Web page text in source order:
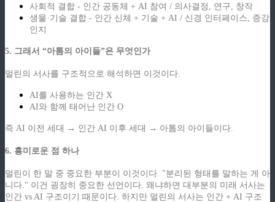
사회적 결합 - 인간 공동체 + AI 참여 / 의사결정, 연구, 창작
생물·기술 결합 - 인간 신체 + 기술 + AI / 신경 인터페이스, 증강
인지
5. 그래서 “아톰의 아이들”은 무엇인가
멀린의 서사를 구조적으로 해석하면 이것이다.
AI를 사용하는 인간 X
AI와 함께 태어난 인간 O
즉 AI 이전 세대 → 인간 AI 이후 세대 → 아톰의 아이들이다.
6. 흥미로운 점 하나
멀린이 한 말 중 중요한 부분이 이것이다. "분리된 형태를 말하는 게 아
니다." 이건 굉장히 중요한 선언이다. 왜냐하면 대부분의 미래 서사는
인간 vs AI 구조이기 때문이다. 하지만 멀린의 서사는 인간 + AI 구조